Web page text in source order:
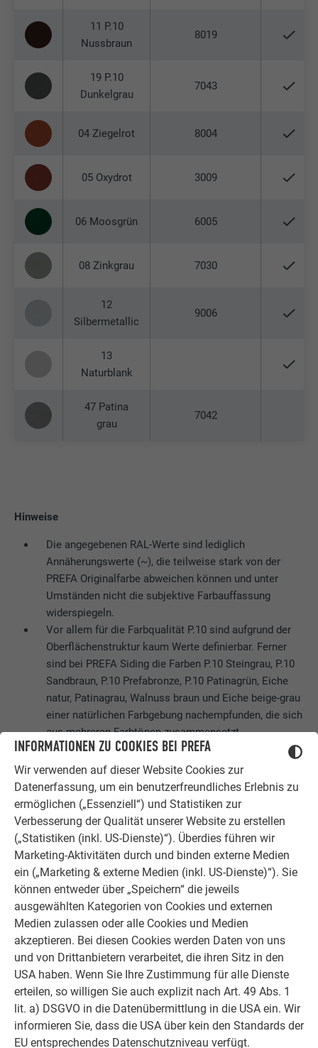
INFORMATIONEN ZU COOKIES BEI PREFA
Wir verwenden auf dieser Website Cookies zur
Datenerfassung, um ein benutzerfreundliches Erlebnis zu
ermöglichen („Essenziell“) und Statistiken zur
Verbesserung der Qualität unserer Website zu erstellen
(„Statistiken (inkl. US-Dienste)“). Überdies führen wir
Marketing-Aktivitäten durch und binden externe Medien
ein („Marketing & externe Medien (inkl. US-Dienste)“). Sie
können entweder über „Speichern“ die jeweils
ausgewählten Kategorien von Cookies und externen
Medien zulassen oder alle Cookies und Medien
akzeptieren. Bei diesen Cookies werden Daten von uns
und von Drittanbietern verarbeitet, die ihren Sitz in den
USA haben. Wenn Sie Ihre Zustimmung für alle Dienste
erteilen, so willigen Sie auch explizit nach Art. 49 Abs. 1
lit. a) DSGVO in die Datenübermittlung in die USA ein. Wir
informieren Sie, dass die USA über kein den Standards der
EU entsprechendes Datenschutzniveau verfügt.
11 P.10
Nussbraun
8019
19 P.10
Dunkelgrau
7043
04 Ziegelrot 8004
05 Oxydrot 3009
06 Moosgrün 6005
08 Zinkgrau 7030
12
Silbermetallic
9006
13
Naturblank
47 Patina
grau
7042
Hinweise
Die angegebenen RAL-Werte sind lediglich
Annäherungswerte (~), die teilweise stark von der
PREFA Originalfarbe abweichen können und unter
Umständen nicht die subjektive Farbauffassung
widerspiegeln.
Vor allem für die Farbqualität P.10 sind aufgrund der
Oberflächenstruktur kaum Werte definierbar. Ferner
sind bei PREFA Siding die Farben P.10 Steingrau, P.10
Sandbraun, P.10 Prefabronze, P.10 Patinagrün, Eiche
natur, Patinagrau, Walnuss braun und Eiche beige-grau
einer natürlichen Farbgebung nachempfunden, die sich
aus mehreren Farbtönen zusammensetzt.
Bei Metallicfarben können Farbdifferenzen auftreten.
Bänder & Bleche Naturblank: Veränderungen der
Oberflächenoptik durch Verarbeitung und
Umwelteinflüsse unterliegen nicht der Gewährleistung.
Für exakte Farbbestimmungen komplementärer
Bauteile sind Originalmuster heranzuziehen.
DETAILS ZU DEN FARBEN
LASSEN SIE SICH VON BEREITS UMGESETZTEN
PROJEKTEN MIT DER PREFA HÄNGERINNE
INSPIRIEREN.
Mit dem Dachentwässerungssystem von PREFA lassen sich
elegante Ton-in-Ton-Lösungen umsetzen oder ganz bewusst
farbliche Akzente setzen. Hier haben wir einige
Referenzobjekte zur Inspiration zusammengestellt, noch